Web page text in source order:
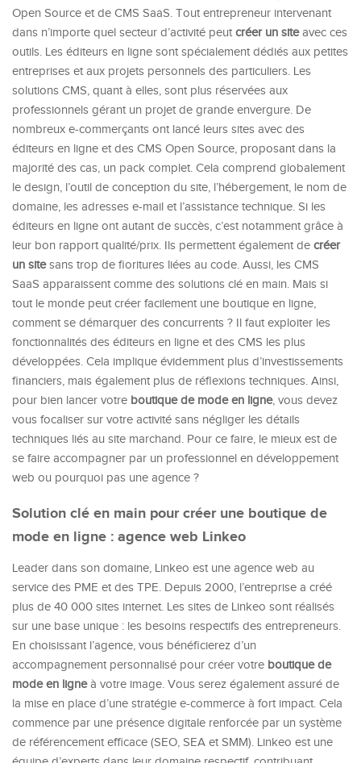
Open Source et de CMS SaaS. Tout entrepreneur intervenant
dans n’importe quel secteur d’activité peut créer un siteavec ces
outils. Les éditeurs en ligne sont spécialement dédiés aux petites
entreprises et aux projets personnels des particuliers. Les
solutions CMS, quant à elles, sont plus réservées aux
professionnels gérant un projet de grande envergure. De
nombreux e-commerçants ont lancé leurs sites avec des
éditeurs en ligne et des CMS Open Source, proposant dans la
majorité des cas, un pack complet. Cela comprend globalement
le design, l’outil de conception du site, l’hébergement, le nom de
domaine, les adresses e-mail et l’assistance technique. Si les
éditeurs en ligne ont autant de succès, c’est notamment grâce à
leur bon rapport qualité/prix. Ils permettent également de créer
un sitesans trop de fioritures liées au code. Aussi, les CMS
SaaS apparaissent comme des solutions clé en main. Mais si
tout le monde peut créer facilement une boutique en ligne,
comment se démarquer des concurrents ? Il faut exploiter les
fonctionnalités des éditeurs en ligne et des CMS les plus
développées. Cela implique évidemment plus d’investissements
financiers, mais également plus de réflexions techniques. Ainsi,
pour bien lancer votre boutique de mode en ligne, vous devez
vous focaliser sur votre activité sans négliger les détails
techniques liés au site marchand. Pour ce faire, le mieux est de
se faire accompagner par un professionnel en développement
web ou pourquoi pas une agence ?
Solution clé en main pour créer une boutique de
mode en ligne : agence web Linkeo
Leader dans son domaine, Linkeo est une agence web au
service des PME et des TPE. Depuis 2000, l’entreprise a créé
plus de 40 000 sites internet. Les sites de Linkeo sont réalisés
sur une base unique : les besoins respectifs des entrepreneurs.
En choisissant l’agence, vous bénéficierez d’un
accompagnement personnalisé pour créer votre boutique de
mode en ligneà votre image. Vous serez également assuré de
la mise en place d’une stratégie e-commerce à fort impact. Cela
commence par une présence digitale renforcée par un système
de référencement efficace (SEO, SEA et SMM). Linkeo est une